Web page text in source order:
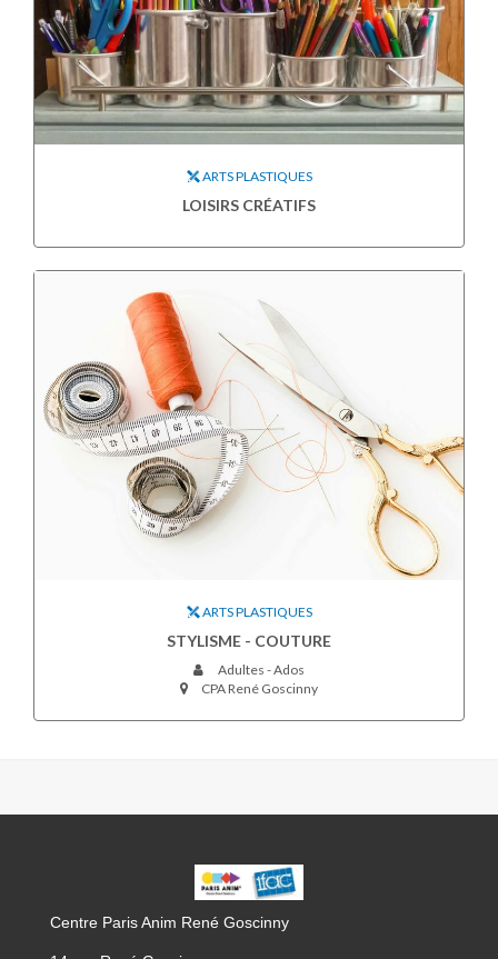
ARTS PLASTIQUES
LOISIRS CRÉATIFS
ARTS PLASTIQUES
STYLISME - COUTURE
Adultes - Ados
CPA René Goscinny
CPA
GOSCINNY
Centre Paris Anim René Goscinny